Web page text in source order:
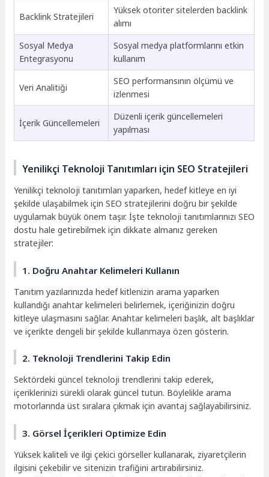
Backlink Stratejileri
Yüksek otoriter sitelerden backlink
alımı
Sosyal Medya
Entegrasyonu
Sosyal medya platformlarını etkin
kullanım
Veri Analitiği
SEO performansının ölçümü ve
izlenmesi
İçerik Güncellemeleri
Düzenli içerik güncellemeleri
yapılması
Yenilikçi Teknoloji Tanıtımları için SEO Stratejileri
Yenilikçi teknoloji tanıtımları yaparken, hedef kitleye en iyi
şekilde ulaşabilmek için SEO stratejilerini doğru bir şekilde
uygulamak büyük önem taşır. İşte teknoloji tanıtımlarınızı SEO
dostu hale getirebilmek için dikkate almanız gereken
stratejiler:
1. Doğru Anahtar Kelimeleri Kullanın
Tanıtım yazılarınızda hedef kitlenizin arama yaparken
kullandığı anahtar kelimeleri belirlemek, içeriğinizin doğru
kitleye ulaşmasını sağlar. Anahtar kelimeleri başlık, alt başlıklar
ve içerikte dengeli bir şekilde kullanmaya özen gösterin.
2. Teknoloji Trendlerini Takip Edin
Sektördeki güncel teknoloji trendlerini takip ederek,
içeriklerinizi sürekli olarak güncel tutun. Böylelikle arama
motorlarında üst sıralara çıkmak için avantaj sağlayabilirsiniz.
3. Görsel İçerikleri Optimize Edin
Yüksek kaliteli ve ilgi çekici görseller kullanarak, ziyaretçilerin
ilgisini çekebilir ve sitenizin trafiğini artırabilirsiniz.